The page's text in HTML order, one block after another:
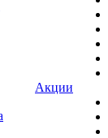
Акции